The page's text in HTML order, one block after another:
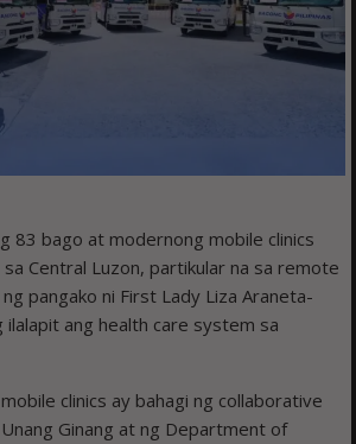
83 bago at modernong mobile clinics
Central Luzon, partikular na sa remote
pangako ni First Lady Liza Araneta-
ilalapit ang health care system sa
clinics ay bahagi ng collaborative
Ginang at ng Department of